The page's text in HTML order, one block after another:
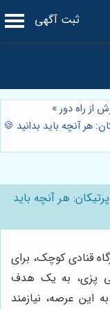
ثبت آگهی
از راه دور»
هر آنچه باید بدانید 🍪
هر آنچه باید
قنادی کوچک، برای
پزی، به یک هدف
این عرصه، نیازمند